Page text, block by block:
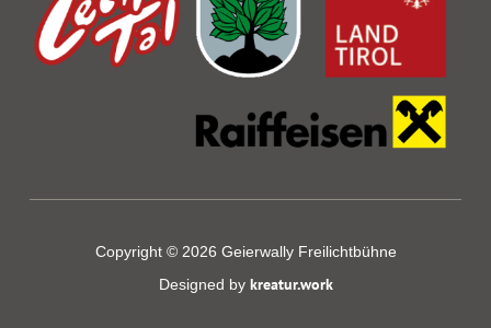
Copyright © 2026 Geierwally Freilichtbühne
Designed by kreatur.work